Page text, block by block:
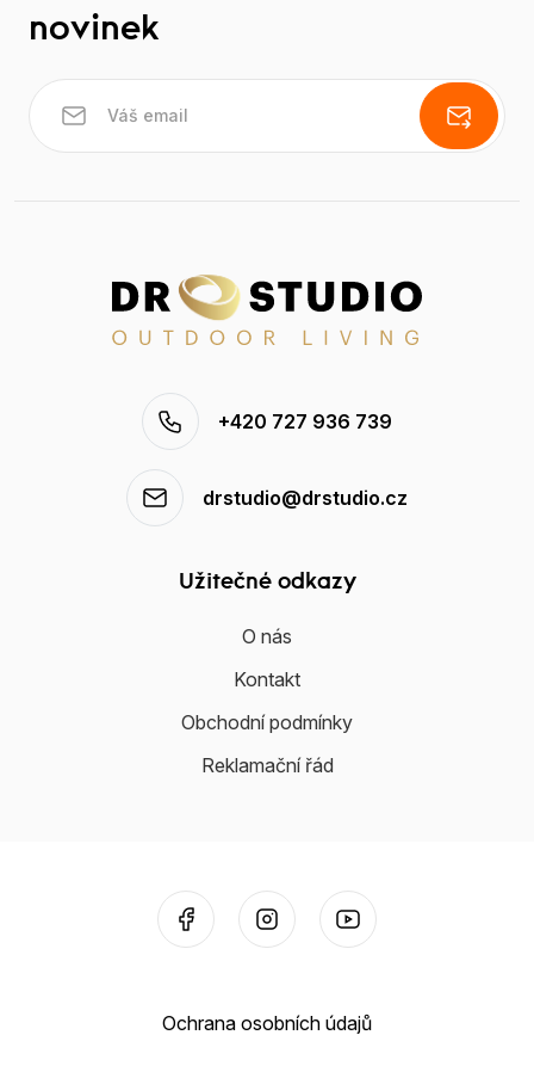
novinek
+420 727 936 739
drstudio@drstudio.cz
Užitečné odkazy
O nás
Kontakt
Obchodní podmínky
Reklamační řád
Ochrana osobních údajů